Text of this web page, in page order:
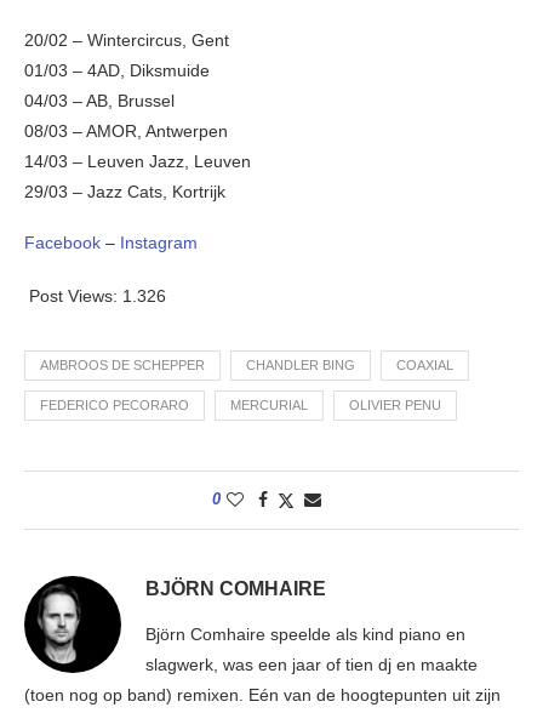
20/02 – Wintercircus, Gent
01/03 – 4AD, Diksmuide
04/03 – AB, Brussel
08/03 – AMOR, Antwerpen
14/03 – Leuven Jazz, Leuven
29/03 – Jazz Cats, Kortrijk
Facebook – Instagram
Post Views: 1.326
AMBROOS DE SCHEPPER CHANDLER BING COAXIAL
FEDERICO PECORARO MERCURIAL OLIVIER PENU
0
BJÖRN COMHAIRE
Björn Comhaire speelde als kind piano en
slagwerk, was een jaar of tien dj en maakte
(toen nog op band) remixen. Eén van de hoogtepunten uit zijn